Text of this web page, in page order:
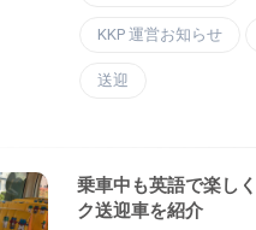
KKP 運営お知らせ
送迎
乗車中も英語で楽し
ク送迎車を紹介